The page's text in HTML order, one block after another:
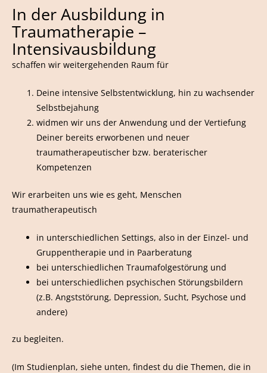
In der Ausbildung in
Traumatherapie –
Intensivausbildung
schaffen wir weitergehenden Raum für
Deine intensive Selbstentwicklung, hin zu wachsender
Selbstbejahung
widmen wir uns der Anwendung und der Vertiefung
Deiner bereits erworbenen und neuer
traumatherapeutischer bzw. beraterischer
Kompetenzen
Wir erarbeiten uns wie es geht, Menschen
traumatherapeutisch
in unterschiedlichen Settings, also in der Einzel- und
Gruppentherapie und in Paarberatung
bei unterschiedlichen Traumafolgestörung und
bei unterschiedlichen psychischen Störungsbildern
(z.B. Angststörung, Depression, Sucht, Psychose und
andere)
zu begleiten.
(Im Studienplan, siehe unten, findest du die Themen, die in